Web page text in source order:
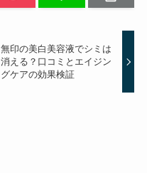
無印の美白美容液でシミは
消える？口コミとエイジン
グケアの効果検証